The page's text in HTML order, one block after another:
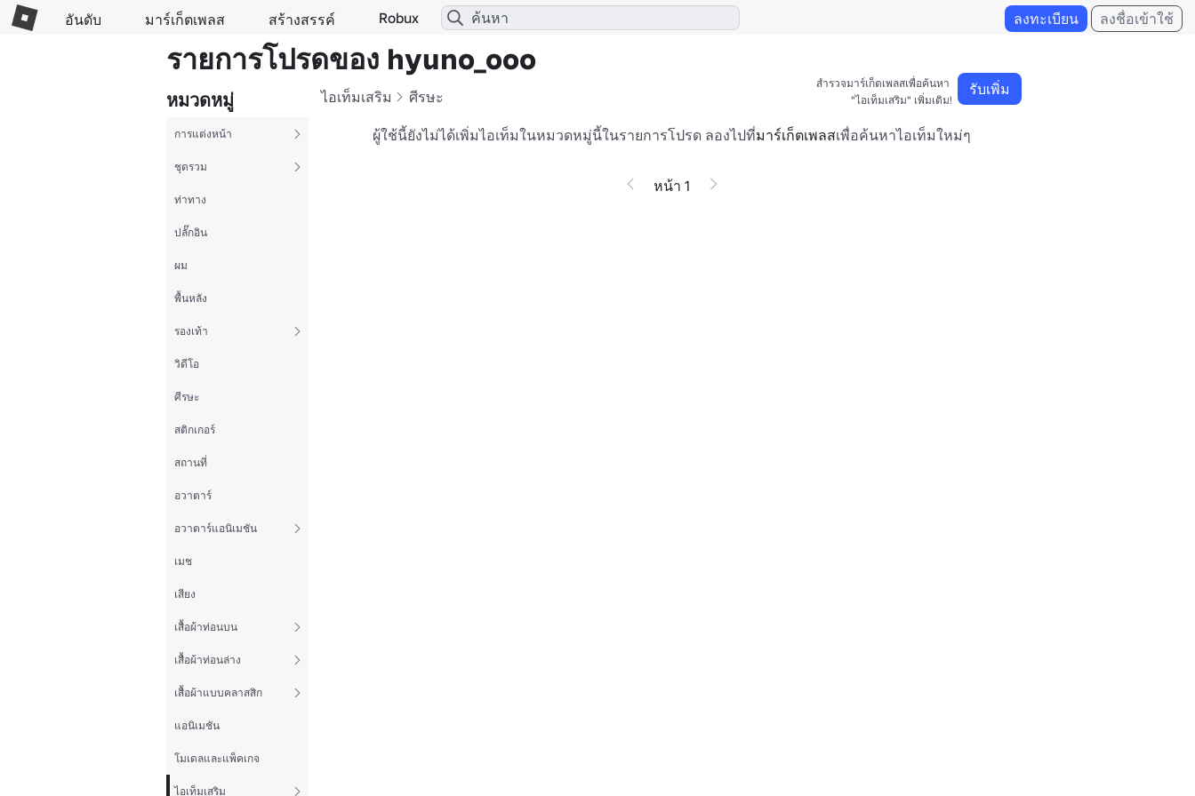
อันดับ มาร์เก็ตเพลส สร้างสรรค์ Robux ลงทะเบียน ลงชื่อเข้าใช้
รายการโปรดของ hyuno_ooo
หมวดหมู่
การแต่งหน้า
ชุดรวม
ท่าทาง
ปลั๊กอิน
ผม
พื้นหลัง
รองเท้า
วิดีโอ
ศีรษะ
สติกเกอร์
สถานที่
อวาตาร์
อวาตาร์แอนิเมชัน
เมช
เสียง
เสื้อผ้าท่อนบน
เสื้อผ้าท่อนล่าง
เสื้อผ้าแบบคลาสสิก
แอนิเมชัน
โมเดลและแพ็คเกจ
ไอเท็มเสริม
ไอเท็มเสริม ศีรษะ รับเพิ่ม
สำรวจมาร์เก็ตเพลสเพื่อค้นหา
"ไอเท็มเสริม" เพิ่มเติม!
ผู้ใช้นี้ยังไม่ได้เพิ่มไอเท็มในหมวดหมู่นี้ในรายการโปรด ลองไปที่มาร์เก็ตเพลสเพื่อค้นหาไอเท็มใหม่ๆ
หน้า 1